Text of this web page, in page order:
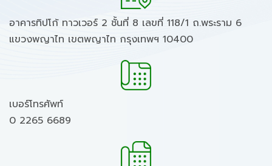
อาคารทิปโก้ ทาวเวอร์ 2 ชั้นที่ 8 เลขที่ 118/1 ถ.พระราม 6
แขวงพญาไท เขตพญาไท กรุงเทพฯ 10400
เบอร์โทรศัพท์
0 2265 6689